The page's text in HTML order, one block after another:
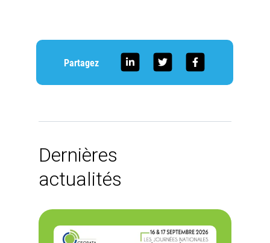
Partagez
Dernières
actualités